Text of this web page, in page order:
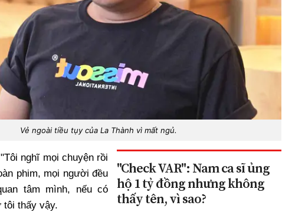
Vẻ ngoài tiều tụy của La Thành vì mất ngủ.
"Check VAR": Nam ca sĩ ủng
hộ 1 tỷ đồng nhưng không
thấy tên, vì sao?
nghĩ mọi chuyện rồi
phim, mọi người đều
tâm mình, nếu có
tôi thấy vậy.